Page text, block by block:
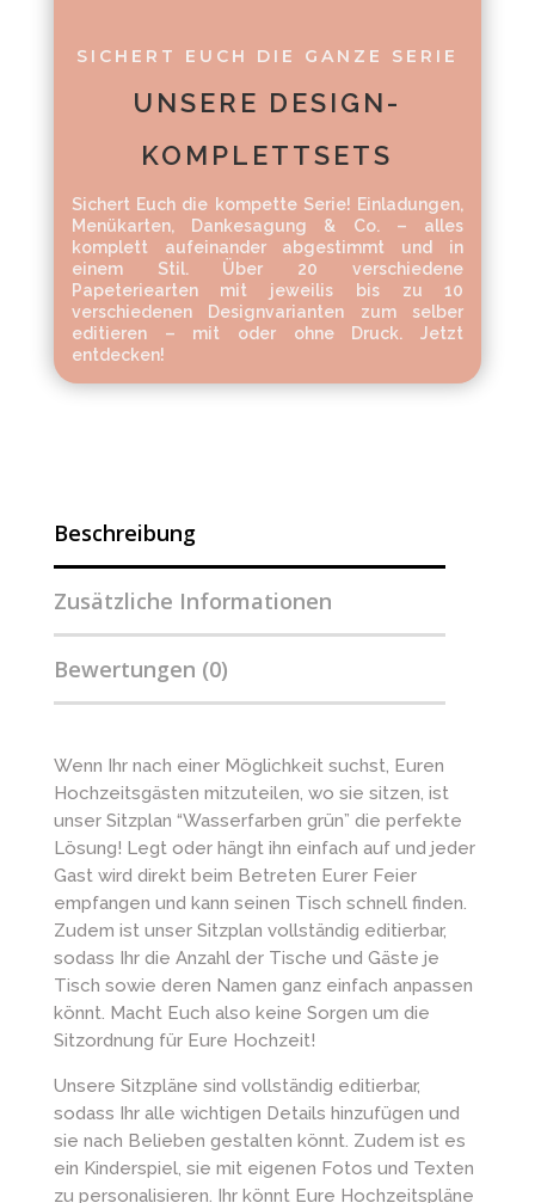
SICHERT EUCH DIE GANZE SERIE
UNSERE DESIGN-
KOMPLETTSETS
Sichert Euch die kompette Serie! Einladungen,
Menükarten, Dankesagung & Co. – alles
komplett aufeinander abgestimmt und in
einem Stil. Über 20 verschiedene
Papeteriearten mit jeweilis bis zu 10
verschiedenen Designvarianten zum selber
editieren – mit oder ohne Druck. Jetzt
entdecken!
Beschreibung
Zusätzliche Informationen
Bewertungen (0)
Wenn Ihr nach einer Möglichkeit suchst, Euren
Hochzeitsgästen mitzuteilen, wo sie sitzen, ist
unser Sitzplan “Wasserfarben grün” die perfekte
Lösung! Legt oder hängt ihn einfach auf und jeder
Gast wird direkt beim Betreten Eurer Feier
empfangen und kann seinen Tisch schnell finden.
Zudem ist unser Sitzplan vollständig editierbar,
sodass Ihr die Anzahl der Tische und Gäste je
Tisch sowie deren Namen ganz einfach anpassen
könnt. Macht Euch also keine Sorgen um die
Sitzordnung für Eure Hochzeit!
Unsere Sitzpläne sind vollständig editierbar,
sodass Ihr alle wichtigen Details hinzufügen und
sie nach Belieben gestalten könnt. Zudem ist es
ein Kinderspiel, sie mit eigenen Fotos und Texten
zu personalisieren. Ihr könnt Eure Hochzeitspläne